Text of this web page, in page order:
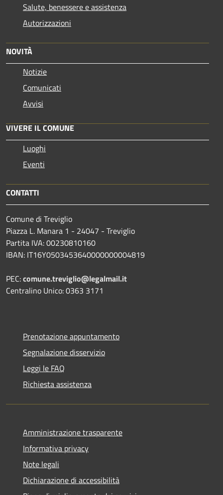
Salute, benessere e assistenza
Autorizzazioni
NOVITÀ
Notizie
Comunicati
Avvisi
VIVERE IL COMUNE
Luoghi
Eventi
CONTATTI
Comune di Treviglio
Piazza L. Manara 1 - 24047 - Treviglio
Partita IVA: 00230810160
IBAN: IT16Y0503453640000000004819
PEC:comune.treviglio@legalmail.it
Centralino Unico: 0363 3171
Prenotazione appuntamento
Segnalazione disservizio
Leggi le FAQ
Richiesta assistenza
Amministrazione trasparente
Informativa privacy
Note legali
Dichiarazione di accessibilità